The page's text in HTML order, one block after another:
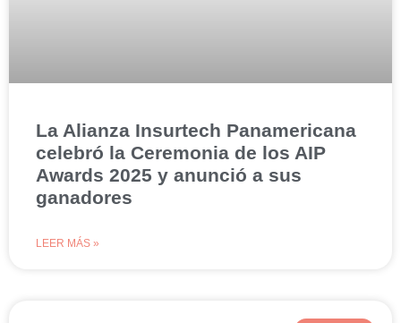
La Alianza Insurtech Panamericana
celebró la Ceremonia de los AIP
Awards 2025 y anunció a sus
ganadores
LEER MÁS »